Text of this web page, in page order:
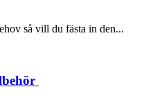
så vill du fästa in den...